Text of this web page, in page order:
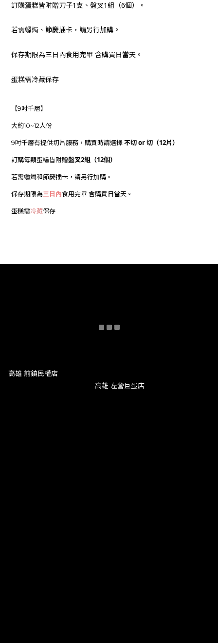
訂購蛋糕皆附贈刀子1支、盤叉1組（6個）。
若需蠟燭、節慶插卡，請另行加購。
保存期限為三日內食用完畢 含購買日當天。
蛋糕需冷藏保存
【9吋千層】
大約10~12人份
9吋千層有提供切片服務，購買時請選擇不切 or 切（12片）
訂購每顆蛋糕皆附贈盤叉2組（12個）
若需蠟燭和節慶插卡，請另行加購。
保存期限為三日內食用完畢 含購買日當天。
蛋糕需冷藏保存
高雄 前鎮民權店
高雄 左營巨蛋店